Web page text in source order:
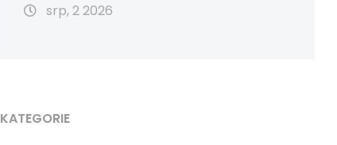
srp, 2 2026
KATEGORIE